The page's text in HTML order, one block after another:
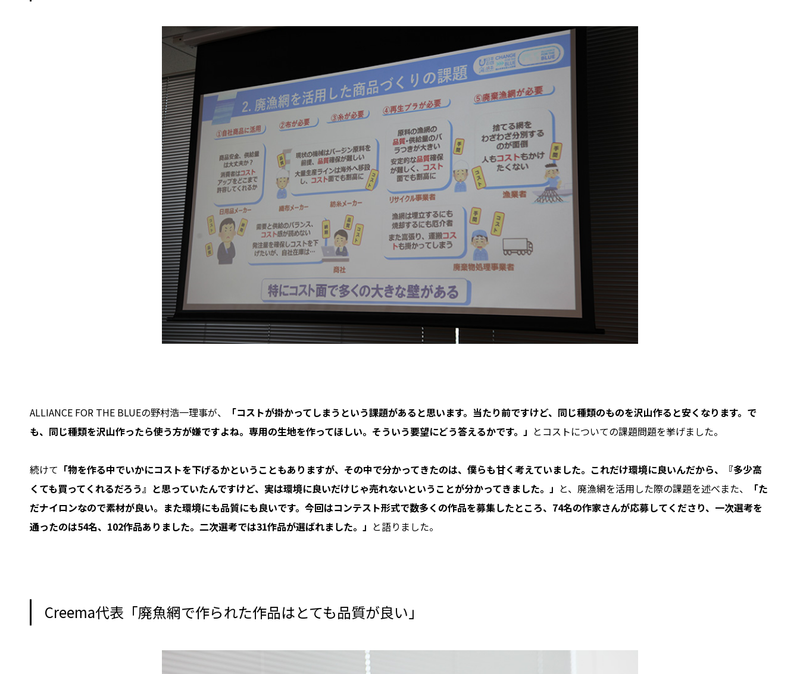
ALLIANCE FOR THE BLUEの野村浩一理事が、
「コストが掛かってしまうという課題があると思います。当たり前ですけど、同じ種類のものを沢山作ると安くなります。で
も、同じ種類を沢山作ったら使う方が嫌ですよね。専用の生地を作ってほしい。そういう要望にどう答えるかです。」 とコストについての課題問題を挙げました。
続けて 「物を作る中でいかにコストを下げるかということもありますが、その中で分かってきたのは、僕らも甘く考えていました。これだけ環境に良いんだから、『多少高
くても買ってくれるだろう』と思っていたんですけど、実は環境に良いだけじゃ売れないということが分かってきました。」 と、廃漁網を活用した際の課題を述べまた、
「た
だナイロンなので素材が良い。また環境にも品質にも良いです。今回はコンテスト形式で数多くの作品を募集したところ、74名の作家さんが応募してくださり、一次選考を
通ったのは54名、102作品ありました。二次選考では31作品が選ばれました。」 と語りました。
Creema代表「廃魚網で作られた作品はとても品質が良い」